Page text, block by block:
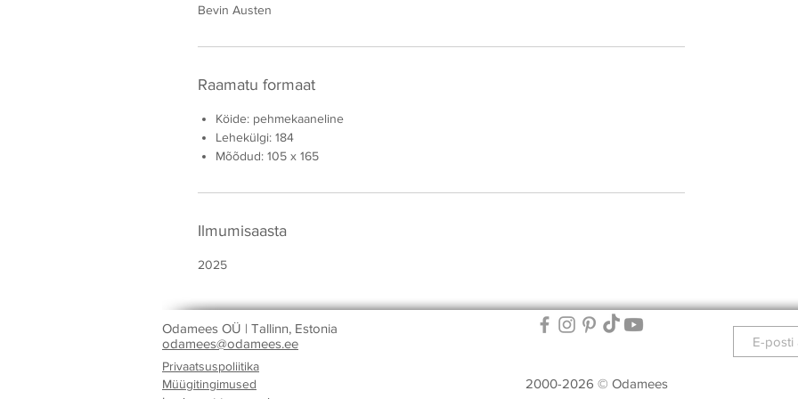
Bevin Austen
Raamatu formaat
Köide: pehmekaaneline
Lehekülgi: 184
Mõõdud: 105 x 165
Ilmumisaasta
2025
Odamees OÜ | Tallinn, Estonia
odamees@odamees.ee
Privaatsuspoliitika
Müügitingimused
2000-2026 © Odamees